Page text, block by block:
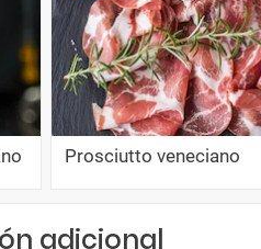
Prosciutto veneciano
adicional